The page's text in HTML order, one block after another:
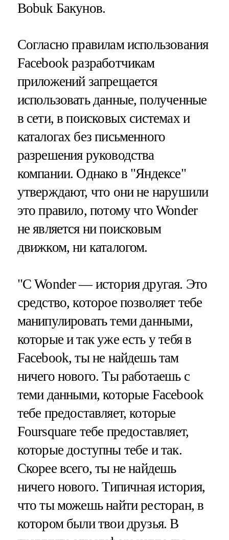
Bobuk Бакунов.
Согласно правилам использования
Facebook разработчикам
приложений запрещается
использовать данные, полученные
в сети, в поисковых системах и
каталогах без письменного
разрешения руководства
компании. Однако в "Яндексе"
утверждают, что они не нарушили
это правило, потому что Wonder
не является ни поисковым
движком, ни каталогом.
"С Wonder — история другая. Это
средство, которое позволяет тебе
манипулировать теми данными,
которые и так уже есть у тебя в
Facebook, ты не найдешь там
ничего нового. Ты работаешь с
теми данными, которые Facebook
тебе предоставляет, которые
Foursquare тебе предоставляет,
которые доступны тебе и так.
Скорее всего, ты не найдешь
ничего нового. Типичная история,
что ты можешь найти ресторан, в
котором были твои друзья. В